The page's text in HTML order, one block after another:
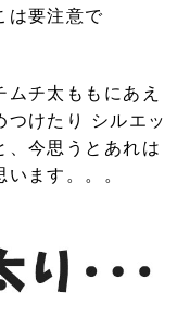
は要注意で
チ太ももにあえ
つけたり シルエッ
、今思うとあれは
ます。。。